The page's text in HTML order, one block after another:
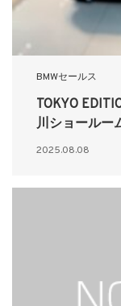
BMWセールス
TOKYO
川ショールー
2025.08.08